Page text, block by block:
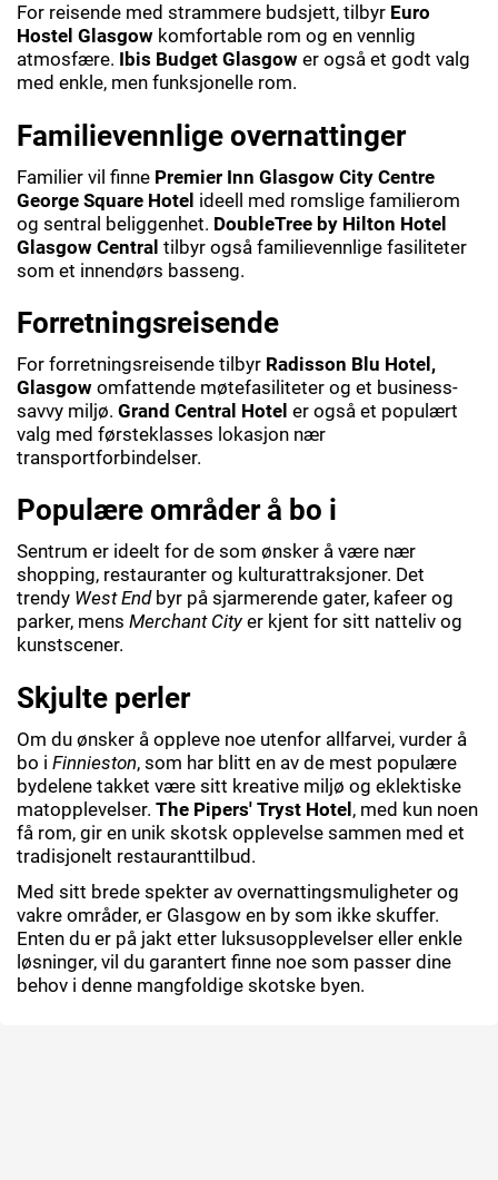
For reisende med strammere budsjett, tilbyr Euro
Hostel Glasgow komfortable rom og en vennlig
atmosfære. Ibis Budget Glasgow er også et godt valg
med enkle, men funksjonelle rom.
Familievennlige overnattinger
Familier vil finne Premier Inn Glasgow City Centre
George Square Hotel ideell med romslige familierom
og sentral beliggenhet. DoubleTree by Hilton Hotel
Glasgow Central tilbyr også familievennlige fasiliteter
som et innendørs basseng.
Forretningsreisende
For forretningsreisende tilbyr Radisson Blu Hotel,
Glasgow omfattende møtefasiliteter og et business-
savvy miljø. Grand Central Hotel er også et populært
valg med førsteklasses lokasjon nær
transportforbindelser.
Populære områder å bo i
Sentrum er ideelt for de som ønsker å være nær
shopping, restauranter og kulturattraksjoner. Det
trendy West Endbyr på sjarmerende gater, kafeer og
parker, mens Merchant Cityer kjent for sitt natteliv og
kunstscener.
Skjulte perler
Om du ønsker å oppleve noe utenfor allfarvei, vurder å
bo i Finnieston, som har blitt en av de mest populære
bydelene takket være sitt kreative miljø og eklektiske
matopplevelser. The Pipers' Tryst Hotel, med kun noen
få rom, gir en unik skotsk opplevelse sammen med et
tradisjonelt restauranttilbud.
Med sitt brede spekter av overnattingsmuligheter og
vakre områder, er Glasgow en by som ikke skuffer.
Enten du er på jakt etter luksusopplevelser eller enkle
løsninger, vil du garantert finne noe som passer dine
behov i denne mangfoldige skotske byen.